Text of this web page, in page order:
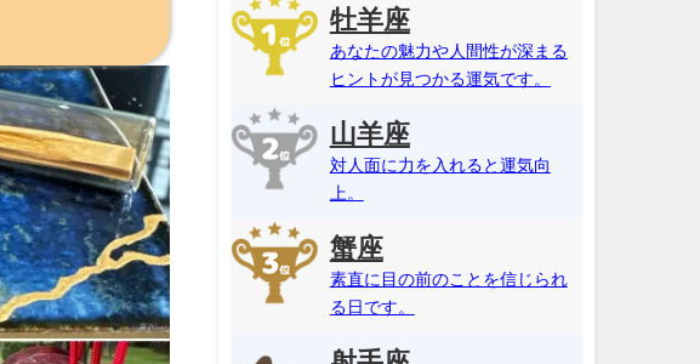
牡羊座
あなたの魅力や人間性が深まる
ヒントが見つかる運気です。
山羊座
対人面に力を入れると運気向
上。
蟹座
素直に目の前のことを信じられ
る日です。